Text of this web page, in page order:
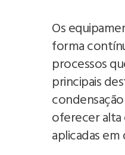
Os
forma
processos
principais
oferecer
aplicadas